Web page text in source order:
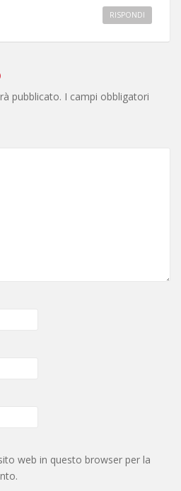
RISPONDI
pubblicato. I campi obbligatori
web in questo browser per la